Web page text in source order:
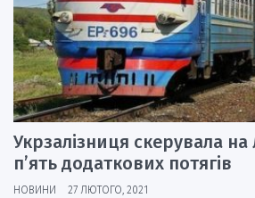
Укрзалізниця скерувала
п’ять додаткових потягів
НОВИНИ 27 ЛЮТОГО, 2021